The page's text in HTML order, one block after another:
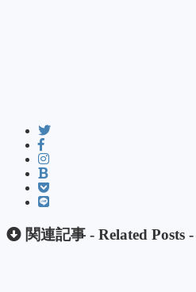
関連記事 - Related Posts -